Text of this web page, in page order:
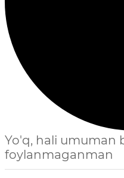
Yo'q, hali umuman
foylanmaganman